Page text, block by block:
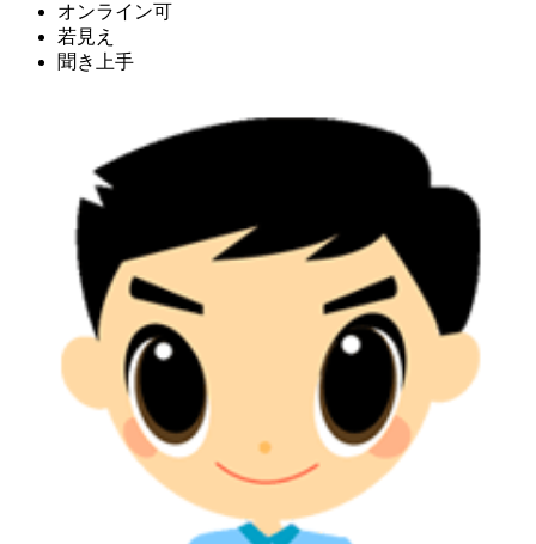
オンライン可
若見え
聞き上手